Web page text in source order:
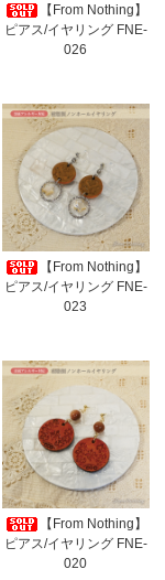
【From Nothing】
ピアス/イヤリング FNE-
026
【From Nothing】
ピアス/イヤリング FNE-
023
【From Nothing】
ピアス/イヤリング FNE-
020